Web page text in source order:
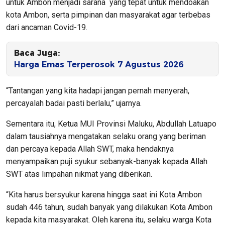
untuk Ambon menjadi sarana yang tepat untuk mendoakan
kota Ambon, serta pimpinan dan masyarakat agar terbebas
dari ancaman Covid-19.
Baca Juga:
Harga Emas Terperosok 7 Agustus 2026
“Tantangan yang kita hadapi jangan pernah menyerah,
percayalah badai pasti berlalu,” ujarnya.
Sementara itu, Ketua MUI Provinsi Maluku, Abdullah Latuapo
dalam tausiahnya mengatakan selaku orang yang beriman
dan percaya kepada Allah SWT, maka hendaknya
menyampaikan puji syukur sebanyak-banyak kepada Allah
SWT atas limpahan nikmat yang diberikan.
“Kita harus bersyukur karena hingga saat ini Kota Ambon
sudah 446 tahun, sudah banyak yang dilakukan Kota Ambon
kepada kita masyarakat. Oleh karena itu, selaku warga Kota